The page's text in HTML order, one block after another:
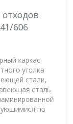
606
каркас
уголка
стали,
сталь
по